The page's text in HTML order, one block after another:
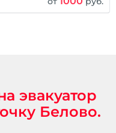
эвакуатор
Белово.